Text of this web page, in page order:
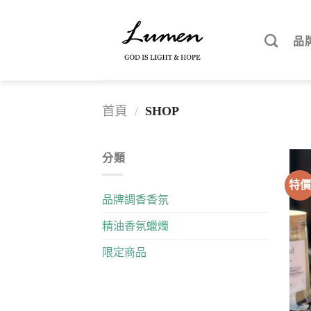
品
首頁 / SHOP
分類
品牌調香香氛
精油香氛蠟燭
限定商品
特價